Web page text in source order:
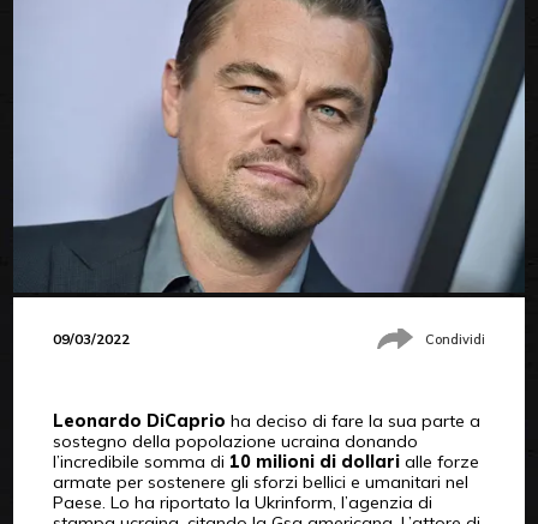
09/03/2022 Condividi
Leonardo DiCaprio ha deciso di fare la sua parte a
sostegno della popolazione ucraina donando
l’incredibile somma di 10 milioni di dollarialle forze
armate per sostenere gli sforzi bellici e umanitari nel
Paese. Lo ha riportato la Ukrinform, l’agenzia di